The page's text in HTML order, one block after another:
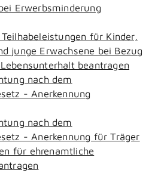
Erwerbsminderung
für Kinder,
junge Erwachsene bei Bezug
beantragen
nach dem
- Anerkennung
nach dem
- Anerkennung für Träger
für ehrenamtliche